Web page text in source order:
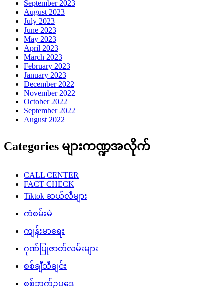
September 2023
August 2023
July 2023
June 2023
May 2023
April 2023
March 2023
February 2023
January 2023
December 2022
November 2022
October 2022
September 2022
August 2022
Categories များကဏ္ဍအလိုက်
CALL CENTER
FACT CHECK
Tiktok ဆယ်လီများ
ကံစမ်းမဲ
ကျန်းမာရေး
ဂုဏ်ပြုဇာတ်လမ်းများ
စစ်ချီသီချင်း
စစ်ဘက်ဥပဒေ